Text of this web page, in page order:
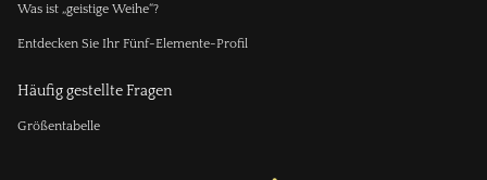
Was ist „geistige Weihe“?
Entdecken Sie Ihr Fünf-Elemente-Profil
Häufig gestellte Fragen
Größentabelle